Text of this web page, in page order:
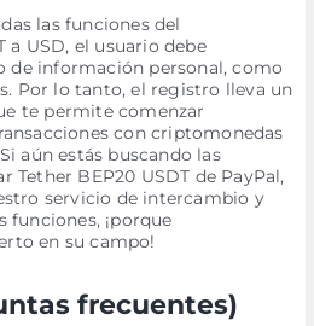
las funciones del
a USD, el usuario debe
información personal, como
Por lo tanto, el registro lleva un
te permite comenzar
con criptomonedas
aún estás buscando las
Tether BEP20 USDT de PayPal,
servicio de intercambio y
funciones, ¡porque
en su campo!
frecuentes)